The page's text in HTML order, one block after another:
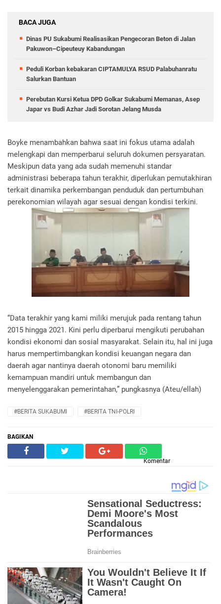
BACA JUGA
Dinas PU Sukabumi Realisasikan Pengecoran Beton di Jalan
Pakuwon–Cipeuteuy Kabandungan
Peduli Korban kebakaran CIPTAMULYA RSUD Palabuhanratu
Salurkan Bantuan
Perebutan Kursi Ketua DPD Golkar Sukabumi Memanas, Asep
Japar vs Budi Azhar Jadi Sorotan Jelang Musda
Boyke menambahkan bahwa saat ini fokus utama adalah
melengkapi dan memperbarui seluruh dokumen persyaratan.
Meskipun data yang ada sudah memenuhi standar
administrasi beberapa tahun terakhir, diperlukan pemutakhiran
terkait dinamika perkembangan penduduk dan pertumbuhan
perekonomian wilayah agar sesuai dengan kondisi terkini.
“Data terakhir yang kami miliki merujuk pada rentang tahun
2015 hingga 2021. Kini perlu diperbarui mengikuti perubahan
kondisi ekonomi dan sosial masyarakat. Selain itu, hal ini juga
harus mempertimbangkan kondisi keuangan negara dan
daerah agar nantinya daerah otonomi baru memiliki
kemampuan mandiri untuk membangun dan
menyelenggarakan pemerintahan,” pungkasnya (Ateu/ellah)
#BERITA SUKABUMI #BERITA TNI-POLRI
BAGIKAN
Komentar